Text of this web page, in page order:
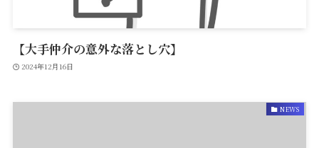
【大手仲介の意外な落とし穴】
2024年12月16日
NEWS